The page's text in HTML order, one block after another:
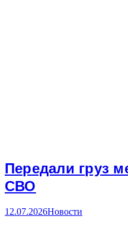
Передали груз
СВО
12.07.2026Новости